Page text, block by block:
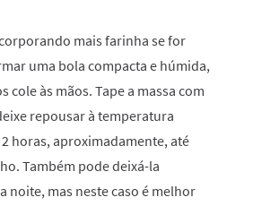
mais farinha se for
uma bola compacta e húmida,
cole às mãos. Tape a massa com
repousar à temperatura
horas, aproximadamente, até
Também pode deixá-la
noite, mas neste caso é melhor